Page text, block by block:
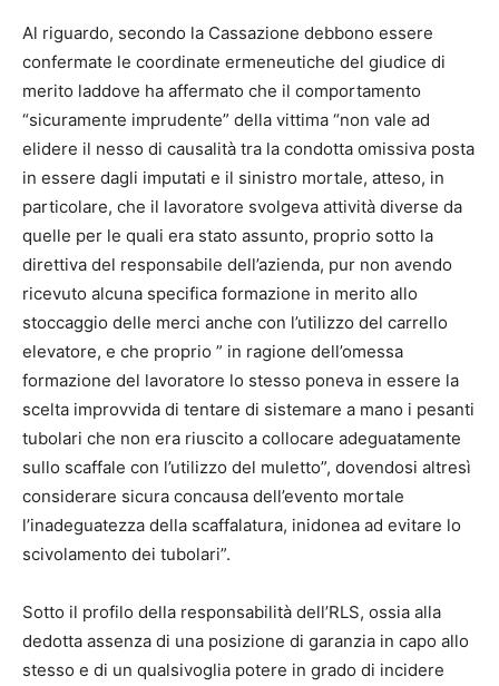
Al riguardo, secondo la Cassazione debbono essere
confermate le coordinate ermeneutiche del giudice di
merito laddove ha affermato che il comportamento
“sicuramente imprudente” della vittima “non vale ad
elidere il nesso di causalità tra la condotta omissiva posta
in essere dagli imputati e il sinistro mortale, atteso, in
particolare, che il lavoratore svolgeva attività diverse da
quelle per le quali era stato assunto, proprio sotto la
direttiva del responsabile dell’azienda, pur non avendo
ricevuto alcuna specifica formazione in merito allo
stoccaggio delle merci anche con l’utilizzo del carrello
elevatore, e che proprio ” in ragione dell’omessa
formazione del lavoratore lo stesso poneva in essere la
scelta improvvida di tentare di sistemare a mano i pesanti
tubolari che non era riuscito a collocare adeguatamente
sullo scaffale con l’utilizzo del muletto”, dovendosi altresì
considerare sicura concausa dell’evento mortale
l’inadeguatezza della scaffalatura, inidonea ad evitare lo
scivolamento dei tubolari”.
Sotto il profilo della responsabilità dell’RLS, ossia alla
dedotta assenza di una posizione di garanzia in capo allo
stesso e di un qualsivoglia potere in grado di incidere